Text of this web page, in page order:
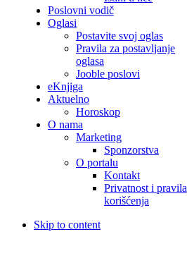
Poslovni vodič
Oglasi
Postavite svoj oglas
Pravila za postavljanje
oglasa
Jooble poslovi
eKnjiga
Aktuelno
Horoskop
O nama
Marketing
Sponzorstva
O portalu
Kontakt
Privatnost i pravila
korišćenja
Skip to content